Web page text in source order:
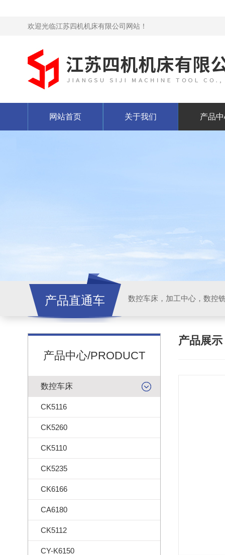
欢迎光临江苏四机机床有限公司网站！
网站首页 关于我们 产品
产品直通车
产品中心/PRODUCT
数控车床
CK5116
CK5260
CK5110
CK5235
CK6166
CA6180
CK5112
CY-K6150
产品展示